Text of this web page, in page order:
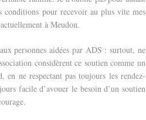
pour recevoir au plus vite mes
à Meudon.
personnes aidées par ADS : surtout, ne
considèrent ce soutien comme un
ne respectant pas toujours les rendez-
facile d’avouer le besoin d’un soutien